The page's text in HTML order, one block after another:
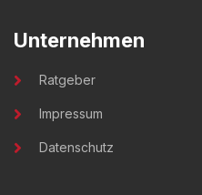
Unternehmen
Ratgeber
Impressum
Datenschutz